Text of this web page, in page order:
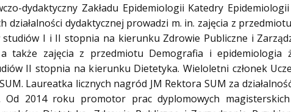
dydaktyczny Zakładu Epidemiologii Katedry
działalności dydaktycznej prowadzi m. in. zajęcia z
I i II stopnia na kierunku Zdrowie Publiczne i
także zajęcia z przedmiotu Demografia i epidemiologia
II stopnia na kierunku Dietetyka. Wieloletni członek
Laureatka licznych nagród JM Rektora SUM za
Od 2014 roku promotor prac dyplomowych